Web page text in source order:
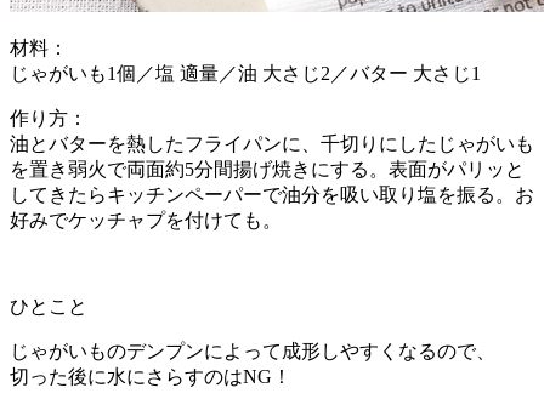
材料：
じゃがいも1個／塩 適量／油 大さじ2／バター 大さじ1
作り方：
油とバターを熱したフライパンに、千切りにしたじゃがいも
を置き弱火で両面約5分間揚げ焼きにする。表面がパリッと
してきたらキッチンペーパーで油分を吸い取り塩を振る。お
好みでケッチャプを付けても。
ひとこと
じゃがいものデンプンによって成形しやすくなるので、
切った後に水にさらすのはNG！